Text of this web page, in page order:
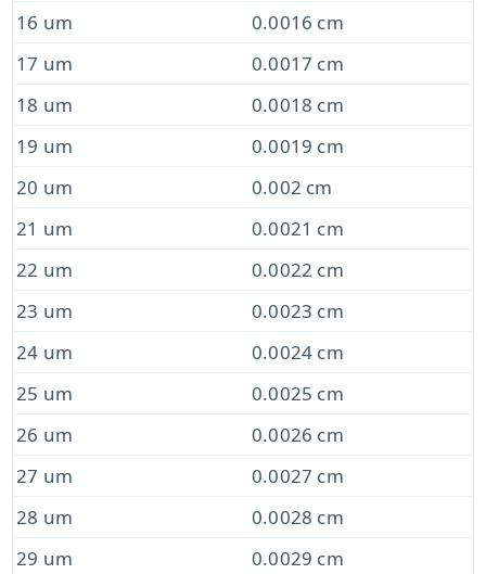
16 um
0.0016 cm
17 um
0.0017 cm
18 um
0.0018 cm
19 um
0.0019 cm
20 um
0.002 cm
21 um
0.0021 cm
22 um
0.0022 cm
23 um
0.0023 cm
24 um
0.0024 cm
25 um
0.0025 cm
26 um
0.0026 cm
27 um
0.0027 cm
28 um
0.0028 cm
29 um
0.0029 cm